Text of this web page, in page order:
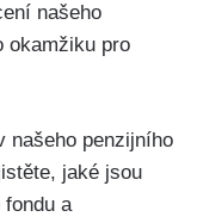
našeho
okamžiku pro
našeho penzijního
jaké jsou
a